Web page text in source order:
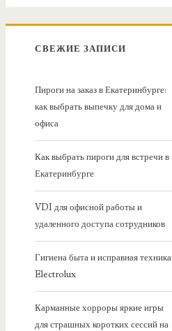
о
:
СВЕЖИЕ ЗАПИСИ
Пироги на заказ в Екатеринбурге:
как выбрать выпечку для дома и
офиса
Как выбрать пироги для встречи в
Екатеринбурге
VDI для офисной работы и
удаленного доступа сотрудников
Гигиена быта и исправная техника
Electrolux
Карманные хорроры яркие игры
для страшных коротких сессий на